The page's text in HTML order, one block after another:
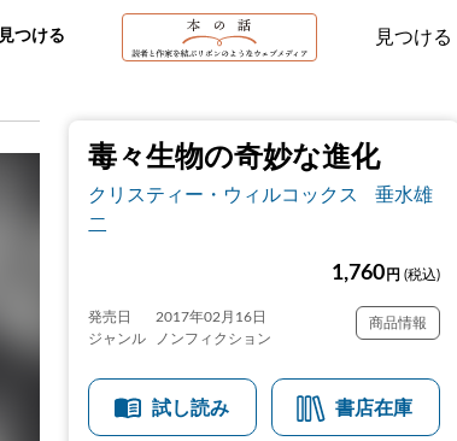
見つける 見つける
毒々生物の奇妙な進化
クリスティー・ウィルコックス
垂水雄
二
1,760 円 (税込)
発売日
2017年02月16日
ジャンル
ノンフィクション
商品情報
試し読み 書店在庫